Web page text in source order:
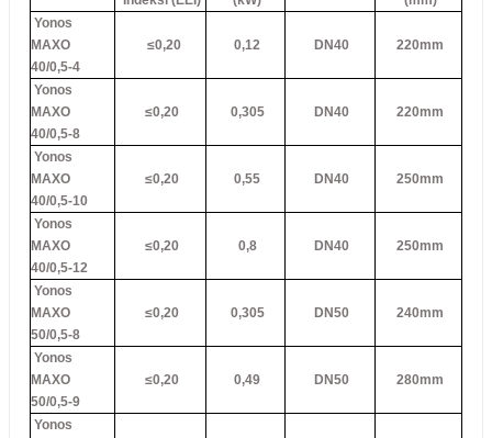
Yonos
MAXO
40/0,5-4
≤0,20 0,12 DN40 220mm
Yonos
MAXO
40/0,5-8
≤0,20 0,305 DN40 220mm
Yonos
MAXO
40/0,5-10
≤0,20 0,55 DN40 250mm
Yonos
MAXO
40/0,5-12
≤0,20 0,8 DN40 250mm
Yonos
MAXO
50/0,5-8
≤0,20 0,305 DN50 240mm
Yonos
MAXO
50/0,5-9
≤0,20 0,49 DN50 280mm
Yonos